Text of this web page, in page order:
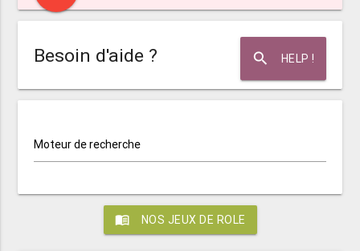
search HELP !
Besoin d'aide ?
Moteur de recherche
menu_book NOS JEUX DE ROLE